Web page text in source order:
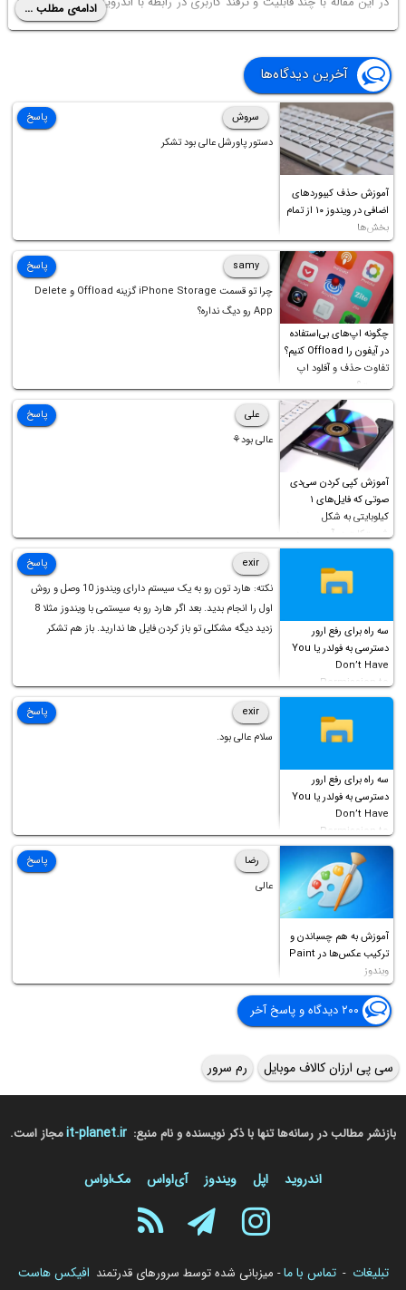
ما همراه باشید.
ادامه‌ی مطلب ...
آخرین دیدگاه‌ها
آموزش حذف کیبوردهای
اضافی در ویندوز ۱۰ از تمام
بخش‌ها
سروش
دستور پاورشل عالی بود تشکر
پاسخ
چگونه اپ‌های بی‌استفاده
در آیفون را Offload کنیم؟
تفاوت حذف و آفلود اپ
چیست؟
samy
چرا تو قسمت iPhone Storage گزینه Offload و Delete
App رو دیگ نداره؟
پاسخ
آموزش کپی کردن سی‌دی
صوتی که فایل‌های ۱
کیلوبایتی به شکل
شورت‌کات در آن موجود
است!
علی
عالی بود⚘
پاسخ
سه راه برای رفع ارور
دسترسی به فولدر یا You
Don’t Have
Permission to
Access this folder
exir
نکته: هارد تون رو به یک سیستم دارای ویندوز 10 وصل و روش
اول را انجام بدید. بعد اگر هارد رو به سیستمی با ویندوز مثلا 8
زدید دیگه مشکلی تو باز کردن فایل ها ندارید. باز هم تشکر
پاسخ
سه راه برای رفع ارور
دسترسی به فولدر یا You
Don’t Have
Permission to
Access this folder
exir
سلام عالی بود.
پاسخ
آموزش به هم چسباندن و
ترکیب عکس‌ها در Paint
ویندوز
رضا
عالی
پاسخ
۲۰۰ دیدگاه و پاسخ آخر
سی پی ارزان کالاف موبایل رم سرور
بازنشر مطالب در رسانه‌ها تنها با ذکر نویسنده و نام منبع: it-planet.irمجاز است.
اندروید اپل ویندوز آی‌او‌اس مک‌او‌اس
تبلیغات - تماس با ما- میزبانی شده توسط سرورهای قدرتمند افیکس هاست